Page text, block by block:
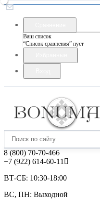
Ваш список
“Список сравнения” пуст
8 (800) 70-70-466
+7 (922) 614-60-11
ВТ-СБ: 10:30-18:00
ВС, ПН: Выходной